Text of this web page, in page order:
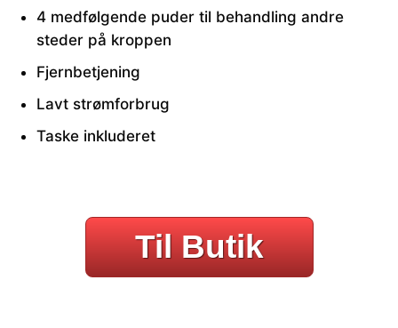
4 medfølgende puder til behandling andre
steder på kroppen
Fjernbetjening
Lavt strømforbrug
Taske inkluderet
Til Butik